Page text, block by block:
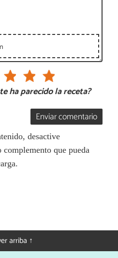
ha parecido la receta?
Enviar comentario
desactive
que pueda
arriba ↑